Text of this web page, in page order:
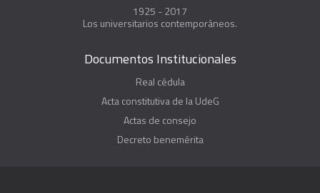
1925 - 2017
Los universitarios contemporáneos.
Documentos Institucionales
Real cédula
Acta constitutiva de la UdeG
Actas de consejo
Decreto benemérita